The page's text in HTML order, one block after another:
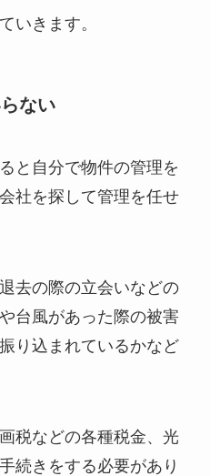
いきます。
ない
と自分で物件の管理を
社を探して管理を任せ
去の際の立会いなどの
台風があった際の被害
り込まれているかなど
税などの各種税金、光
続きをする必要があり